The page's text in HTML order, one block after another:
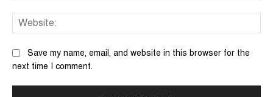
Save my name, email, and website in this browser for the
next time I comment.